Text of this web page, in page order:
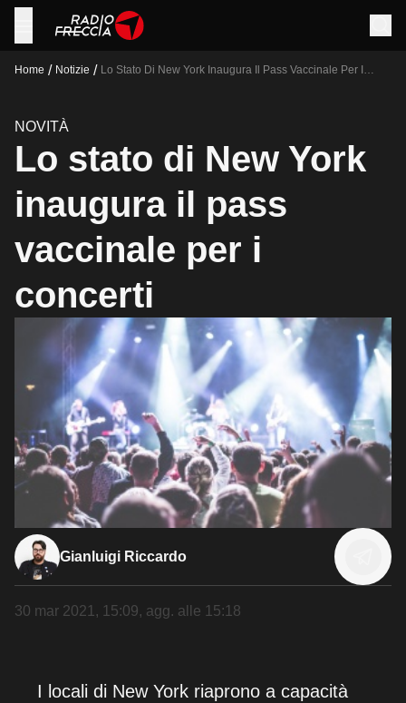
Home / Notizie / Lo Stato Di New York Inaugura Il Pass Vaccinale Per I
NOVITÀ
Lo stato di New York
inaugura il pass
vaccinale per i
concerti
Gianluigi Riccardo
30 mar 2021, 15:09, agg. alle 15:18
I locali di New York riaprono a capacità